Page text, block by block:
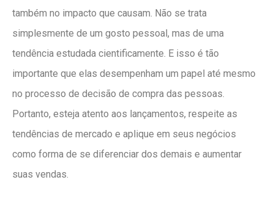
também no impacto que causam. Não se trata
simplesmente de um gosto pessoal, mas de uma
tendência estudada cientificamente. E isso é tão
importante que elas desempenham um papel até mesmo
no processo de decisão de compra das pessoas.
Portanto, esteja atento aos lançamentos, respeite as
tendências de mercado e aplique em seus negócios
como forma de se diferenciar dos demais e aumentar
suas vendas.